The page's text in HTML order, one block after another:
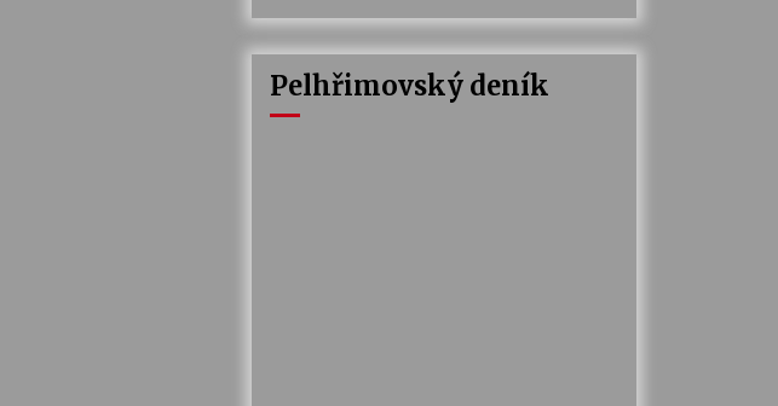
Pelhřimovský deník